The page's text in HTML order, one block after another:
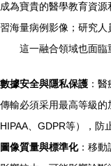
成為寶貴的醫學教育資
習海量病例影像；研究人
這一融合領域也面臨
數據安全與隱私保護 ：
傳輸必須采用最高等級
HIPAA、GDPR等），防
圖像質量與標準化：移動